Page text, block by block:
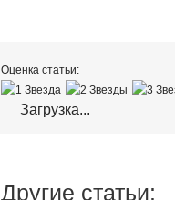
Оценка статьи:
Загрузка...
Другие статьи: